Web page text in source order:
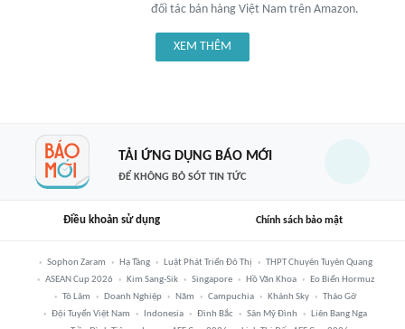
đối tác bán hàng Việt Nam trên Amazon.
XEM THÊM
TẢI ỨNG DỤNG BÁO MỚI
ĐỂ KHÔNG BỎ SÓT TIN TỨC
Điều khoản sử dụng Chính sách bảo mật
Sophon Zaram Hạ Tầng Luật Phát Triển Đô Thị
THPT Chuyên Tuyên Quang
ASEAN Cup 2026
Kim Sang-Sik Singapore Hồ Văn Khoa
Eo Biển Hormuz
Tô Lâm
Doanh Nghiệp Năm Campuchia Khánh Sky
Tháo Gỡ
Đội Tuyển Việt Nam
Indonesia Đình Bắc Sân Mỹ Đình
Liên Bang Nga